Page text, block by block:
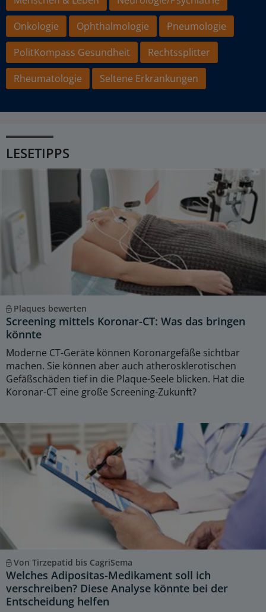
Onkologie
Ophthalmologie
Pneumologie
PolitKompass Gesundheit
Rechtssplitter
Rheumatologie
Seltene Erkrankungen
LESETIPPS
Plaques bewerten
Screening mittels Koronar-CT: Was das bringen
könnte
Moderne CT-Geräte können Koronargefäße sichtbar
machen. Sie können aber auch atherosklerotischen
Gefäßschäden tief in die Plaque-Seele blicken. Hat die
Koronar-CT eine große Screening-Zukunft?
Von Tirzepatid bis CagriSema
Welches Adipositas-Medikament soll ich
verschreiben? Diese Analyse könnte bei der
Entscheidung helfen